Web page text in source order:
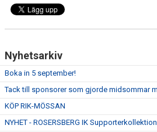
Nyhetsarkiv
Boka in 5 september!
Tack till sponsorer som gjorde midsommar
KÖP RIK-MÖSSAN
NYHET - ROSERSBERG IK Supporterkollektion